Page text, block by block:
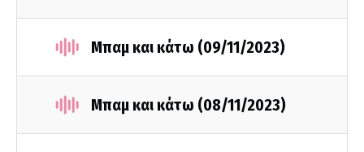
Μπαμ και κάτω (09/11/2023)
Μπαμ και κάτω (08/11/2023)